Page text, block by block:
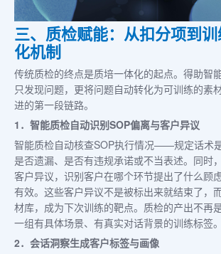
三、质检赋能：从扣分项到
化机制
传统质检的终点是质培一体化的起点。得助智
只发现问题，更将问题自动转化为可训练的素
进的第一段链路。
1．智能质检自动识别SOP偏离与客户异议
智能质检自动核查SOP执行情况——规定话术
是否遗漏、是否有违规承诺或不当表述。同时
客户异议，识别客户在哪个环节提出了什么顾
有效。这些客户异议不是被标出来就结束了，
材库，成为下次训练的靶点。质检的产出不再
一组有具体场景、有真实对话背景的训练标签。
2．会话洞察生成客户标签与画像